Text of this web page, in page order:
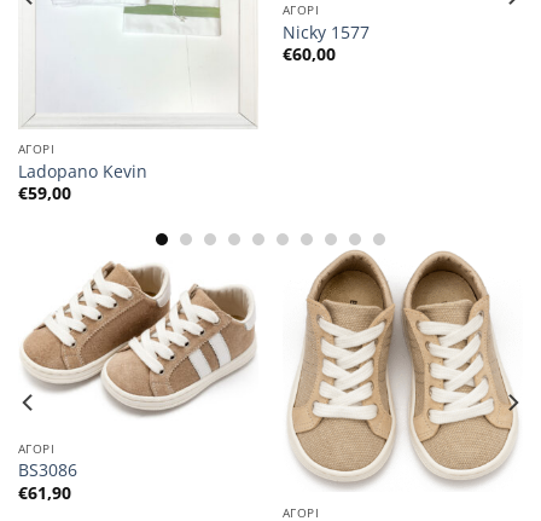
ΑΓΟΡΙ
Ladopano Kevin
€59,00
ΑΓΟΡΙ
Nicky 1577
€60,00
ΑΓΟΡΙ
BS3086
€61,90
ΑΓΟΡΙ